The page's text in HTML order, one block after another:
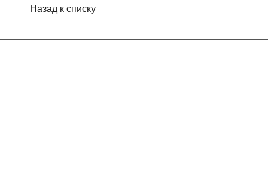
Назад к списку